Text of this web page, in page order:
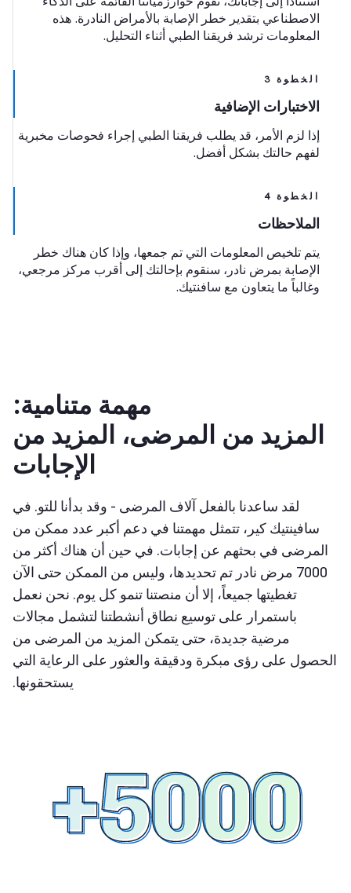
الاصطناعي بتقدير خطر الإصابة بالأمراض النادرة. هذه
المعلومات ترشد فريقنا الطبي أثناء التحليل.
الخطوة 3
الاختبارات الإضافية
إذا لزم الأمر، قد يطلب فريقنا الطبي إجراء فحوصات مخبرية
لفهم حالتك بشكل أفضل.
الخطوة 4
الملاحظات
يتم تلخيص المعلومات التي تم جمعها، وإذا كان هناك خطر
الإصابة بمرض نادر، سنقوم بإحالتك إلى أقرب مركز مرجعي،
وغالباً ما يتعاون مع سافنتيك.
مهمة متنامية:
المزيد من المرضى، المزيد من
الإجابات
لقد ساعدنا بالفعل آلاف المرضى - وقد بدأنا للتو. في
سافينتيك كير، تتمثل مهمتنا في دعم أكبر عدد ممكن من
المرضى في بحثهم عن إجابات. في حين أن هناك أكثر من
7000 مرض نادر تم تحديدها، وليس من الممكن حتى الآن
تغطيتها جميعاً، إلا أن منصتنا تنمو كل يوم. نحن نعمل
باستمرار على توسيع نطاق أنشطتنا لتشمل مجالات
مرضية جديدة، حتى يتمكن المزيد من المرضى من
الحصول على رؤى مبكرة ودقيقة والعثور على الرعاية التي
يستحقونها.